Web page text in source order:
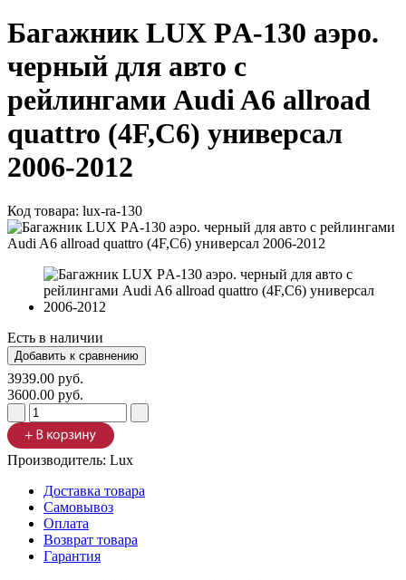
Багажник LUX РA-130 аэро.
черный для авто с
рейлингами Audi A6 allroad
quattro (4F,C6) универсал
2006-2012
Код товара: lux-ra-130
Есть в наличии
3939.00 руб.
3600.00 руб.
Производитель: Lux
Доставка товара
Самовывоз
Оплата
Возврат товара
Гарантия